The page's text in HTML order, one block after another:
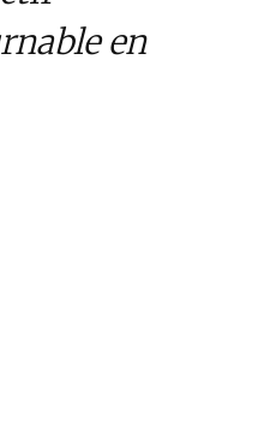
en